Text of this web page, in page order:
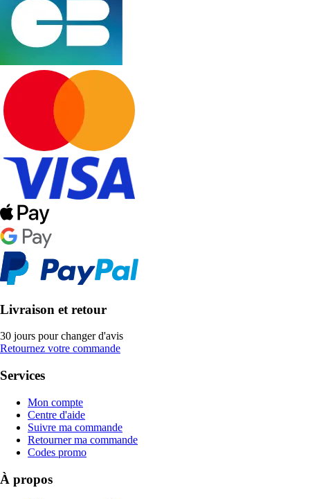
Livraison et retour
30 jours pour changer d'avis
Retournez votre commande
Services
Mon compte
Centre d'aide
Suivre ma commande
Retourner ma commande
Codes promo
À propos